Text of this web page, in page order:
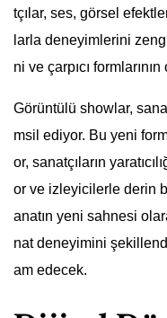
tçılar, ses, görsel
larla deneyimlerini
ni ve çarpıcı
Görüntülü showlar,
msil ediyor. Bu yeni
or, sanatçıların
or ve izleyicilerle derin
anatın yeni sahnesi
nat deneyimini
am edecek.